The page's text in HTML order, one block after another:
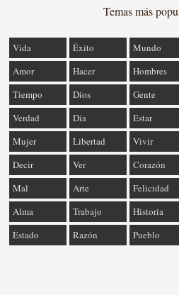
Temas más
Vida Éxito Mundo
Amor
Hacer Hombres
Tiempo
Dios Gente
Verdad
Día Estar
Mujer
Libertad Vivir
Decir
Ver Corazón
Mal
Arte Felicidad
Alma
Trabajo Historia
Estado
Razón Pueblo